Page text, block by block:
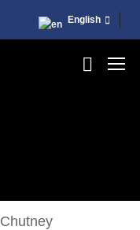
English
Chutney